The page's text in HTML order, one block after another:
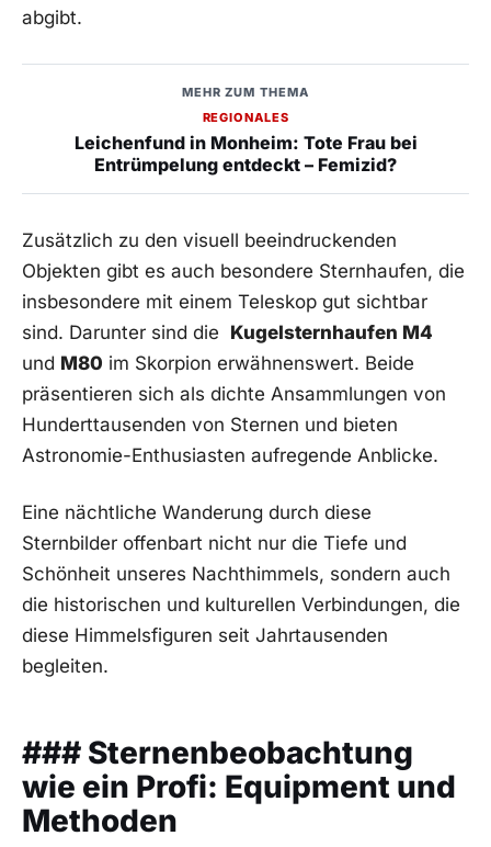
abgibt.
MEHR ZUM THEMA
REGIONALES
Leichenfund in Monheim: Tote Frau bei
Entrümpelung entdeckt – Femizid?
Zusätzlich zu den visuell beeindruckenden
Objekten gibt es⁢ auch besondere ⁣Sternhaufen, die
insbesondere mit⁢ einem Teleskop gut ⁤sichtbar
sind. Darunter sind die ‍ Kugelsternhaufen⁤ M4
und‌ M80 im Skorpion erwähnenswert. Beide
präsentieren sich als dichte Ansammlungen von
Hunderttausenden ⁣von Sternen‌ und‍ bieten
Astronomie-Enthusiasten ‌aufregende Anblicke.
Eine nächtliche Wanderung durch ‌diese
Sternbilder offenbart nicht nur⁣ die Tiefe und
Schönheit unseres Nachthimmels, sondern⁤ auch⁤
die historischen und kulturellen Verbindungen, ​die
diese Himmelsfiguren seit Jahrtausenden
begleiten.
### Sternenbeobachtung⁢
wie⁣ ein Profi: Equipment⁢ und
Methoden